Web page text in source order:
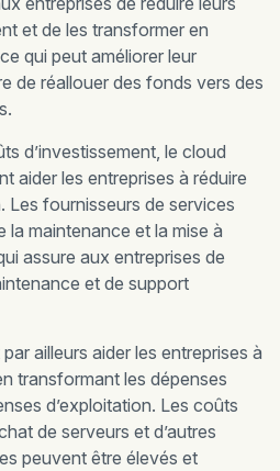
et de les transformer en
qui peut améliorer leur
de réallouer des fonds vers des
d’investissement, le cloud
aider les entreprises à réduire
Les fournisseurs de services
maintenance et la mise à
assure aux entreprises de
et de support
ailleurs aider les entreprises à
transformant les dépenses
d’exploitation. Les coûts
de serveurs et d’autres
peuvent être élevés et